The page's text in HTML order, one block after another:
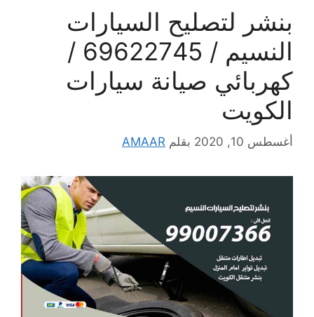
بنشر لتصليح السيارات
النسيم / 69622745 /
كهربائي صيانة سيارات
الكويت
أغسطس 10, 2020 بقلم AMAAR